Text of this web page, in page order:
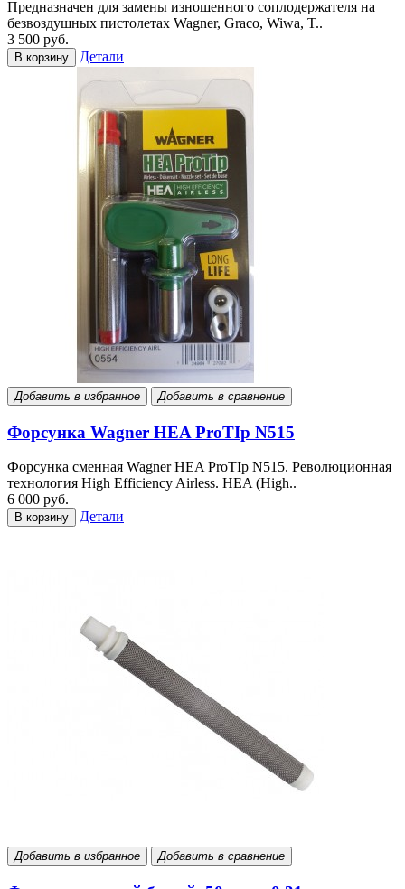
Предназначен для замены изношенного соплодержателя на
безвоздушных пистолетах Wagner, Graco, Wiwa, T..
3 500 руб.
В корзину Детали
Добавить в избранное Добавить в сравнение
Форсунка Wagner HEA ProTIp N515
Форсунка сменная Wagner HEA ProTIp N515. Революционная
технология High Efficiency Airless. HEA (High..
6 000 руб.
В корзину Детали
Добавить в избранное Добавить в сравнение